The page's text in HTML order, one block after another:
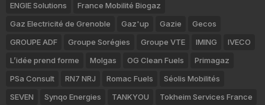
ENGIE Solutions
France Mobilité Biogaz
Gaz Electricité de Grenoble
Gaz'up Gazie
Gecos
GROUPE ADF
Groupe Sorégies Groupe VTE IMING
IVECO
L’idée prend forme
Molgas OG Clean Fuels
Primagaz
PSa Consult
RN7 NRJ Romac Fuels
Séolis Mobilités
SEVEN
Synqo Energies TANKYOU
Tokheim Services France